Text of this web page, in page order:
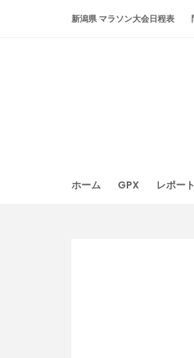
新潟県 マラソン大会日程表
ホーム GPX レポー